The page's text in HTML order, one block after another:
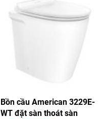
Bồn cầu American 3229E-
WT đặt sàn thoát sàn